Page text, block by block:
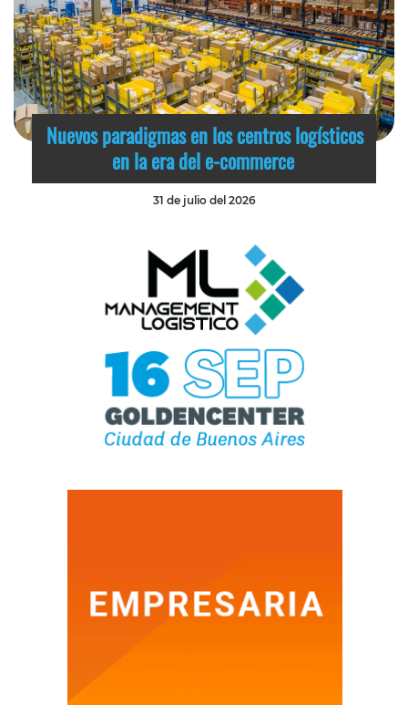
Nuevos paradigmas en los centros logísticos
en la era del e-commerce
31 de julio del 2026